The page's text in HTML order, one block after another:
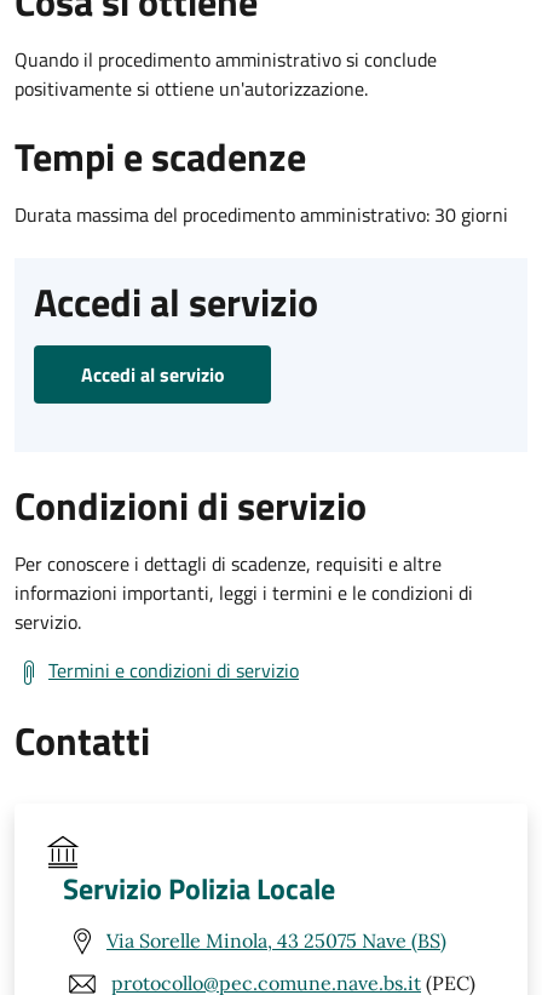
Quando il procedimento amministrativo si conclude
positivamente si ottiene un'autorizzazione.
Tempi e scadenze
Durata massima del procedimento amministrativo: 30 giorni
Accedi al servizio
Accedi al servizio
Condizioni di servizio
Per conoscere i dettagli di scadenze, requisiti e altre
informazioni importanti, leggi i termini e le condizioni di
servizio.
Termini e condizioni di servizio
Contatti
Servizio Polizia Locale
Via Sorelle Minola, 43 25075 Nave (BS)
protocollo@pec.comune.nave.bs.it (PEC)